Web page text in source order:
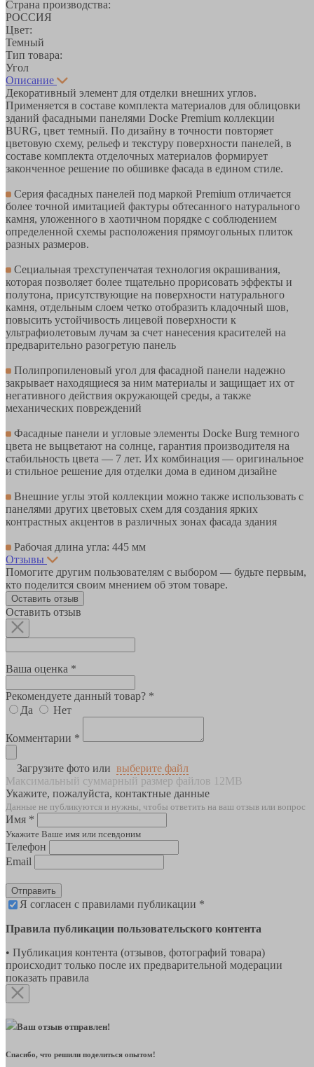
Страна производства:
РОССИЯ
Цвет:
Темный
Тип товара:
Угол
Описание
Декоративный элемент для отделки внешних углов.
Применяется в составе комплекта материалов для облицовки
зданий фасадными панелями Docke Premium коллекции
BURG, цвет темный. По дизайну в точности повторяет
цветовую схему, рельеф и текстуру поверхности панелей, в
составе комплекта отделочных материалов формирует
законченное решение по обшивке фасада в едином стиле.
Серия фасадных панелей под маркой Premium отличается
более точной имитацией фактуры обтесанного натурального
камня, уложенного в хаотичном порядке с соблюдением
определенной схемы расположения прямоугольных плиток
разных размеров.
Сециальная трехступенчатая технология окрашивания,
которая позволяет более тщательно прорисовать эффекты и
полутона, присутствующие на поверхности натурального
камня, отдельным слоем четко отобразить кладочный шов,
повысить устойчивость лицевой поверхности к
ультрафиолетовым лучам за счет нанесения красителей на
предварительно разогретую панель
Полипропиленовый угол для фасадной панели надежно
закрывает находящиеся за ним материалы и защищает их от
негативного действия окружающей среды, а также
механических повреждений
Фасадные панели и угловые элементы Docke Burg темного
цвета не выцветают на солнце, гарантия производителя на
стабильность цвета — 7 лет. Их комбинация — оригинальное
и стильное решение для отделки дома в едином дизайне
Внешние углы этой коллекции можно также использовать с
панелями других цветовых схем для создания ярких
контрастных акцентов в различных зонах фасада здания
Рабочая длина угла: 445 мм
Отзывы
Помогите другим пользователям с выбором — будьте первым,
кто поделится своим мнением об этом товаре.
Оставить отзыв
Оставить отзыв
Ваша оценка *
Рекомендуете данный товар? *
Да
Нет
Комментарии *
Загрузите фото или выберите файл
Максимальный суммарный размер файлов 12MB
Укажите, пожалуйста, контактные данные
Данные не публикуются и нужны, чтобы ответить на ваш отзыв или вопрос
Имя *
Укажите Ваше имя или псевдоним
Телефон
Email
Отправить
Я согласен с правилами публикации *
Правила публикации пользовательского контента
• Публикация контента (отзывов, фотографий товара)
происходит только после их предварительной модерации
показать правила
Ваш отзыв отправлен!
Спасибо, что решили поделиться опытом!